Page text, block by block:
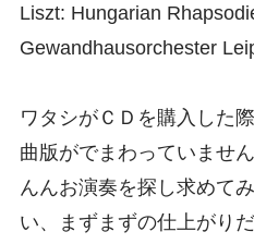
Liszt: Hungarian
Gewandhausorchester
ワタシがＣＤを購入した
曲版がでまわっていませ
んんお演奏を探し求めて
い、まずまずの仕上がり